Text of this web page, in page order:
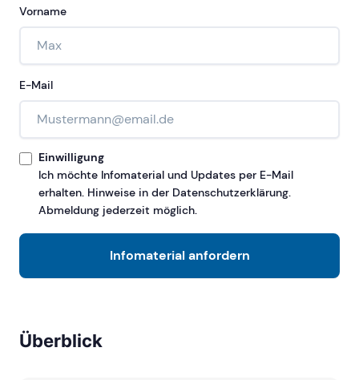
Vorname
E-Mail
Einwilligung
Ich möchte Infomaterial und Updates per E-Mail
erhalten. Hinweise in der Datenschutzerklärung.
Abmeldung jederzeit möglich.
Infomaterial anfordern
Überblick